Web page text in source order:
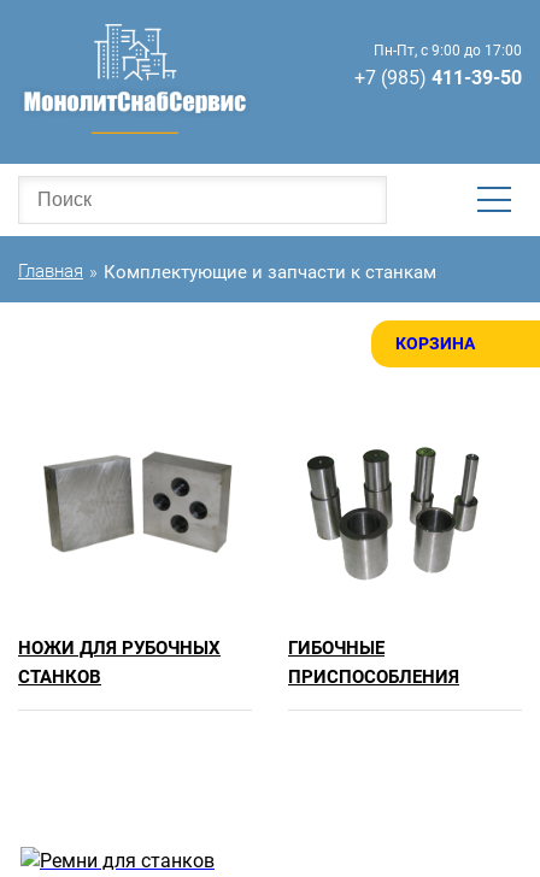
КОРЗИНА
Пн-Пт, с 9:00 до 17:00
+7 (985) 411-39-50
Главная » Комплектующие и запчасти к станкам
НОЖИ ДЛЯ РУБОЧНЫХ
СТАНКОВ
ГИБОЧНЫЕ
ПРИСПОСОБЛЕНИЯ